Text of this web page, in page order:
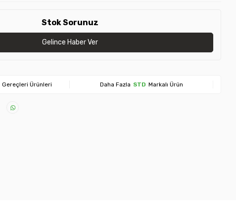
Stok Sorunuz
Gelince Haber Ver
Gereçleri Ürünleri Daha Fazla STD Markalı Ürün